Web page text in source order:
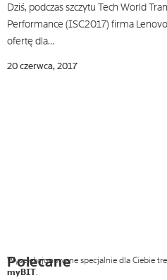
Dziś, podczas szczytu Tech World
Performance (ISC2017) firma
ofertę dla…
20 czerwca, 2017
Polecane
Wyselekcjonowane specjalnie dla Ciebie
myBIT.